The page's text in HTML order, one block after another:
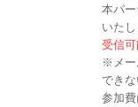
本パ
いた
受信可
※メー
でき
参加費